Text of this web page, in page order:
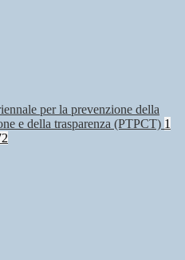
per la prevenzione della
e della trasparenza (PTPCT) 1